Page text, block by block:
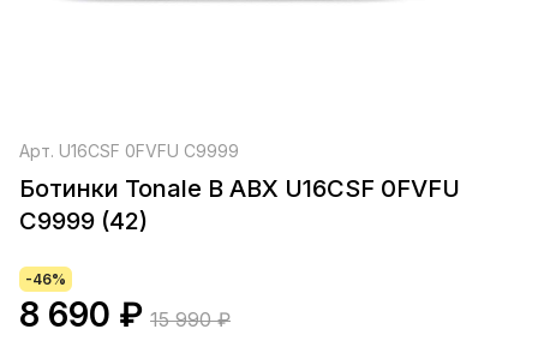
Арт. U16CSF 0FVFU C9999
Ботинки Tonale B ABX U16CSF 0FVFU
C9999 (42)
-46%
8 690 ₽ 15 990 ₽